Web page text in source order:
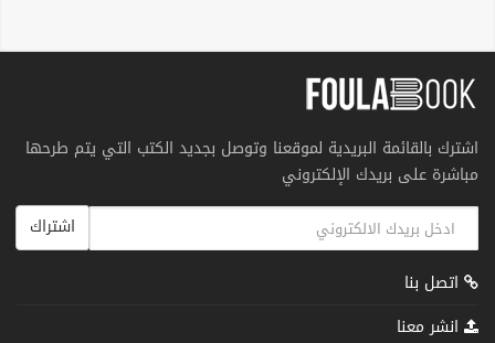
اشترك بالقائمة البريدية لموقعنا وتوصل بجديد الكتب التي يتم طرحها
مباشرة على بريدك الإلكتروني
اشتراك
اتصل بنا
انشر معنا